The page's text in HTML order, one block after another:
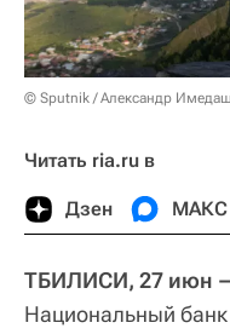
© Sputnik / Александр
Читать ria.ru в
Дзен МАКС
ТБИЛИСИ, 27 июн
Национальный банк